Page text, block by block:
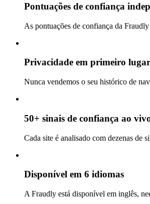
Pontuações de confiança
As pontuações de confiança da
Privacidade em primeiro lugar
Nunca vendemos o seu histórico de
50+ sinais de confiança ao
Cada site é analisado com dezenas de
Disponível em 6 idiomas
A Fraudly está disponível em inglês,